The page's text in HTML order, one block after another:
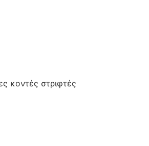
κοντές στριφτές